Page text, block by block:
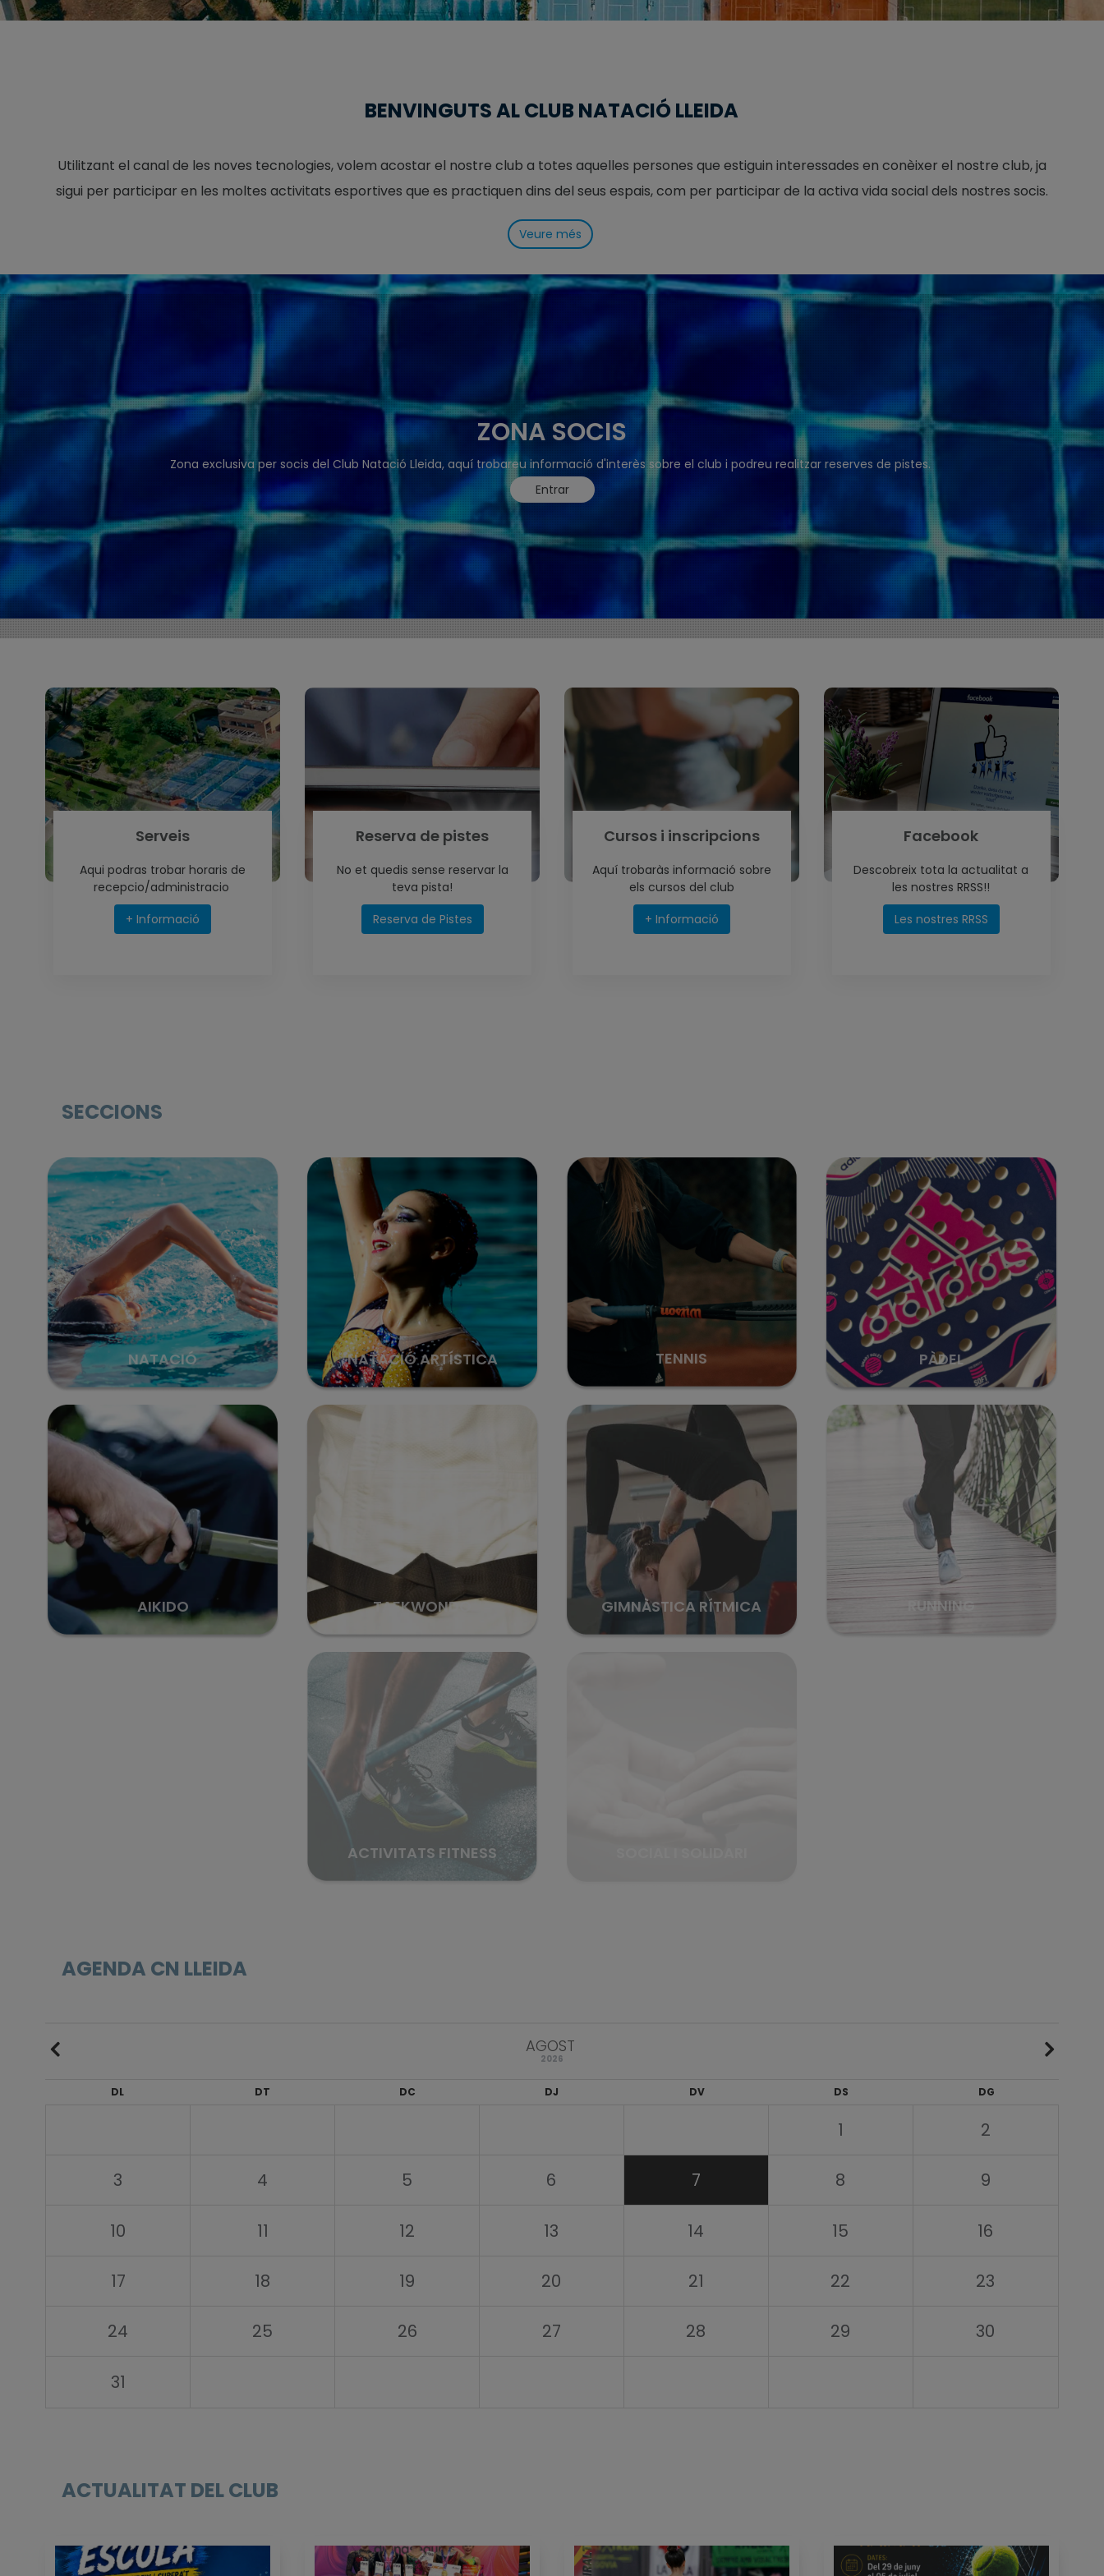
BENVINGUTS AL CLUB NATACIÓ LLEIDA
Utilitzant el canal de les noves tecnologies, volem acostar el nostre club a totes aquelles persones que estiguin interessades en conèixer el nostre club, ja
sigui per participar en les moltes activitats esportives que es practiquen dins del seus espais, com per participar de la activa vida social dels nostres socis.
Veure més
ZONA SOCIS
Zona exclusiva per socis del Club Natació Lleida, aquí trobareu informació d'interès sobre el club i podreu realitzar reserves de pistes.
Entrar
Serveis
Aqui podras trobar horaris de
recepcio/administracio
+ Informació
Reserva de pistes
No et quedis sense reservar la
teva pista!
Reserva de Pistes
Cursos i inscripcions
Aquí trobaràs informació sobre
els cursos del club
+ Informació
Facebook
Descobreix tota la actualitat a
les nostres RRSS!!
Les nostres RRSS
SECCIONS
NATACIÓ NATACIÓ ARTÍSTICA TENNIS PÀDEL
AIKIDO TAEKWONDO GIMNÀSTICA RÍTMICA RUNNING
ACTIVITATS FITNESS
AGENDA CN LLEIDA
AGOST
2026
DL DT DC DJ DV DS DG
1 2
3 4 5 6 7 8 9
10 11 12 13 14 15 16
17 18 19 20 21 22 23
24 25 26 27 28 29 30
31
ACTUALITAT DEL CLUB